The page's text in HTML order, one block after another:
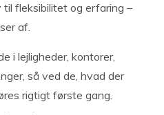
fleksibilitet og erfaring –
af.
i lejligheder, kontorer,
så ved de, hvad der
rigtigt første gang.